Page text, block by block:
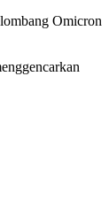
Omicron